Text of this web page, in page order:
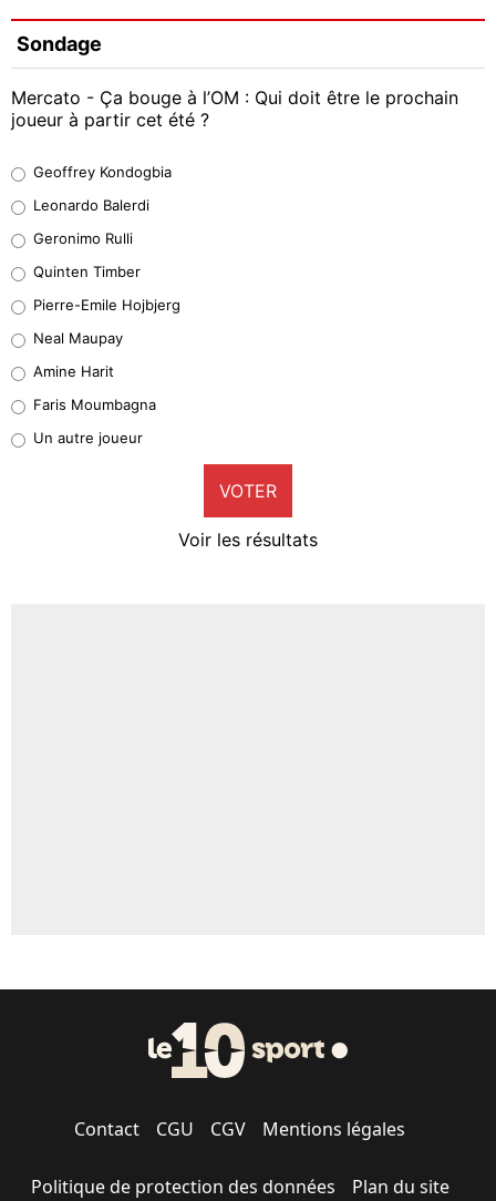
Sondage
Mercato - Ça bouge à l’OM : Qui doit être le prochain
joueur à partir cet été ?
38%
32%
5%
1%
9%
Geoffrey Kondogbia
Leonardo Balerdi
Geronimo Rulli
Quinten Timber
Pierre-Emile Hojbjerg
Neal Maupay
Amine Harit
Faris Moumbagna
Un autre joueur
VOTER
Voir les résultats
Contact CGU CGV Mentions légales
Politique de protection des données Plan du site